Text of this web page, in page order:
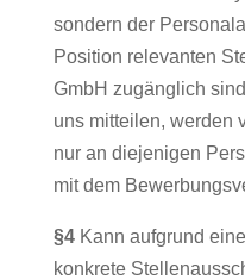
sondern der
Position relevanten
GmbH zugänglich
uns mitteilen, werden
nur an diejenigen
mit dem
§4Kann aufgrund
konkrete